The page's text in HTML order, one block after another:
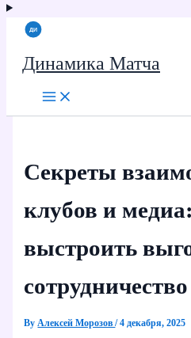
Динамика Матча
Секреты
клубов и
выстроить
сотрудничество
ByАлексей Морозов/4 декабря, 2025